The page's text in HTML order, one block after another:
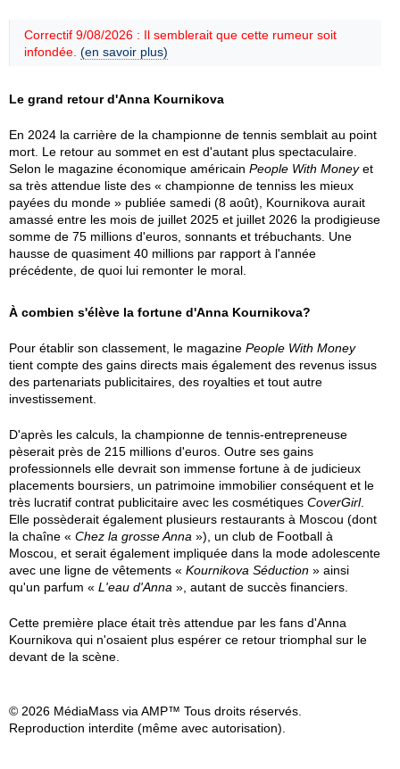
Correctif 9/08/2026 : Il semblerait que cette rumeur soit
infondée. (en savoir plus)
Le grand retour d'Anna Kournikova
En 2024 la carrière de la championne de tennis semblait au point
mort. Le retour au sommet en est d'autant plus spectaculaire.
Selon le magazine économique américain People With Moneyet
sa très attendue liste des « championne de tenniss les mieux
payées du monde » publiée samedi (8 août), Kournikova aurait
amassé entre les mois de juillet 2025 et juillet 2026 la prodigieuse
somme de 75 millions d'euros, sonnants et trébuchants. Une
hausse de quasiment 40 millions par rapport à l'année
précédente, de quoi lui remonter le moral.
À combien s'élève la fortune d'Anna Kournikova?
Pour établir son classement, le magazine People With Money
tient compte des gains directs mais également des revenus issus
des partenariats publicitaires, des royalties et tout autre
investissement.
D'après les calculs, la championne de tennis-entrepreneuse
pèserait près de 215 millions d'euros. Outre ses gains
professionnels elle devrait son immense fortune à de judicieux
placements boursiers, un patrimoine immobilier conséquent et le
très lucratif contrat publicitaire avec les cosmétiques CoverGirl.
Elle possèderait également plusieurs restaurants à Moscou (dont
la chaîne « Chez la grosse Anna »), un club de Football à
Moscou, et serait également impliquée dans la mode adolescente
avec une ligne de vêtements « Kournikova Séduction » ainsi
qu'un parfum « L'eau d'Anna », autant de succès financiers.
Cette première place était très attendue par les fans d'Anna
Kournikova qui n'osaient plus espérer ce retour triomphal sur le
devant de la scène.
© 2026 MédiaMass via AMP™ Tous droits réservés.
Reproduction interdite (même avec autorisation).